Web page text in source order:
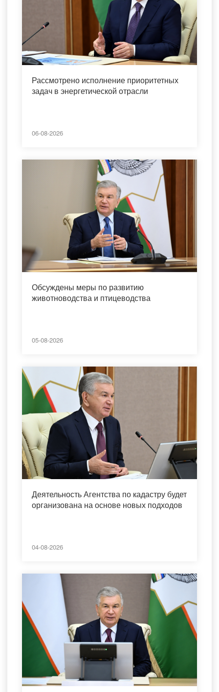
Рассмотрено исполнение приоритетных
задач в энергетической отрасли
06-08-2026
Обсуждены меры по развитию
животноводства и птицеводства
05-08-2026
Деятельность Агентства по кадастру будет
организована на основе новых подходов
04-08-2026